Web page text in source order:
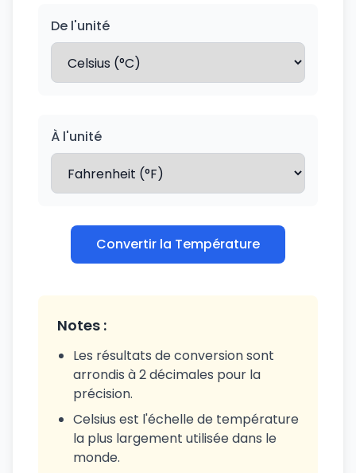
De l'unité
À l'unité
Convertir la Température
Notes :
Les résultats de conversion sont
arrondis à 2 décimales pour la
précision.
Celsius est l'échelle de température
la plus largement utilisée dans le
monde.